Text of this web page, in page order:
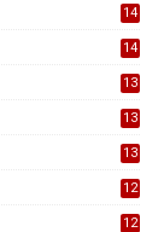
14
14
13
13
13
12
12